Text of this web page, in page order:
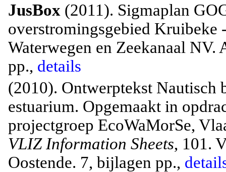
JusBox (2011). Sigmaplan
overstromingsgebied
Waterwegen en Zeekanaal
pp., details
(2010). Ontwerptekst Nautisch
estuarium. Opgemaakt in
projectgroep EcoWaMorSe,
VLIZ Information Sheets, 101.
Oostende. 7, bijlagen pp.,